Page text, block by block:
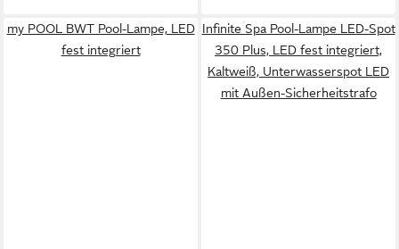
my POOL BWT Pool-Lampe, LED
fest integriert
Infinite Spa Pool-Lampe LED-Spot
350 Plus, LED fest integriert,
Kaltweiß, Unterwasserspot LED
mit Außen-Sicherheitstrafo